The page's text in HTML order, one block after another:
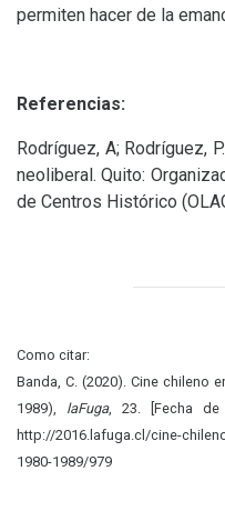
permiten hacer de la
Referencias:
Rodríguez, A; Rodríguez,
neoliberal. Quito:
de Centros Histórico (
Como citar:
Banda, C. (2020). Cine chileno
1989), laFuga, 23. [Fecha de
http://2016.lafuga.cl/cine-
1980-1989/979